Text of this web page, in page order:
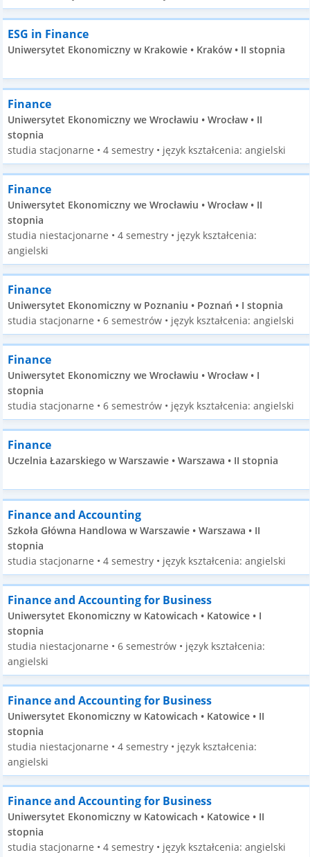
ESG in Finance
Uniwersytet Ekonomiczny w Krakowie • Kraków • II stopnia
Finance
Uniwersytet Ekonomiczny we Wrocławiu • Wrocław • II
stopnia
studia stacjonarne • 4 semestry • język kształcenia: angielski
Finance
Uniwersytet Ekonomiczny we Wrocławiu • Wrocław • II
stopnia
studia niestacjonarne • 4 semestry • język kształcenia:
angielski
Finance
Uniwersytet Ekonomiczny w Poznaniu • Poznań • I stopnia
studia stacjonarne • 6 semestrów • język kształcenia: angielski
Finance
Uniwersytet Ekonomiczny we Wrocławiu • Wrocław • I
stopnia
studia stacjonarne • 6 semestrów • język kształcenia: angielski
Finance
Uczelnia Łazarskiego w Warszawie • Warszawa • II stopnia
Finance and Accounting
Szkoła Główna Handlowa w Warszawie • Warszawa • II
stopnia
studia stacjonarne • 4 semestry • język kształcenia: angielski
Finance and Accounting for Business
Uniwersytet Ekonomiczny w Katowicach • Katowice • I
stopnia
studia niestacjonarne • 6 semestrów • język kształcenia:
angielski
Finance and Accounting for Business
Uniwersytet Ekonomiczny w Katowicach • Katowice • II
stopnia
studia niestacjonarne • 4 semestry • język kształcenia:
angielski
Finance and Accounting for Business
Uniwersytet Ekonomiczny w Katowicach • Katowice • II
stopnia
studia stacjonarne • 4 semestry • język kształcenia: angielski